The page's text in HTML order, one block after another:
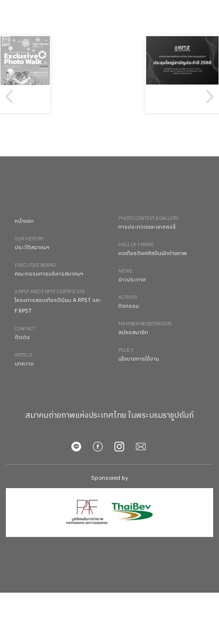
หน้าแรก
OUR HISTORY
ประวัติสมาคมฯ
EXECUTIVE BOARD
คณะกรรมการบริหารสมาคมฯ
A.RPST AND F.RPST CERTIFICATE
โครงการสอบเกียรตินิยม A.RPST และ
F.RPST
CONTACT
ติดต่อ
ARTICLE
บทความ
PHOTO CONTEST & GALLERY
การประกวดและแกลลอรี่
HALL OF FRAME
หอเกียรติยศศิลปินนักถ่ายภาพ
NEWS
ข่าวประกาศ
ACTIVITY
กิจกรรม
MEMBER REGISTRATION
สมัครสมาชิก
POLICY
นโยบายการใช้งาน
สมาคมถ่ายภาพแห่งประเทศไทย ในพระบรมราชูปถัมภ์
Sponsored by